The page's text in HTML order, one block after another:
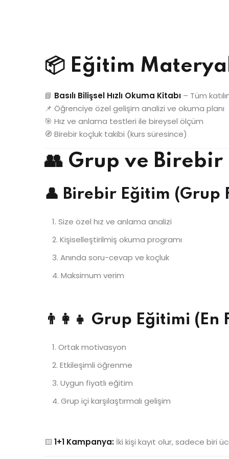
📦 Eğitim
📘 Basılı Bilişsel Hızlı Okuma Kitabı – Tüm
📌 Öğrenciye özel gelişim analizi ve okuma planı
🎯 Hız ve anlama testleri ile bireysel ölçüm
🧭 Birebir koçluk takibi (kurs süresince)
👥 Grup ve
👤 Birebir Eğitim (Grup
Size özel hız ve anlama analizi
Kişiselleştirilmiş okuma programı
Anında soru-cevap ve koçluk
Maksimum verim
👨‍👩‍👧 Grup Eğitimi (En
Ortak motivasyon
Etkileşimli öğrenme
Uygun fiyatlı eğitim
Grup içi karşılaştırmalı gelişim
🟨 1+1 Kampanya: İki kişi kayıt olur, sadece biri